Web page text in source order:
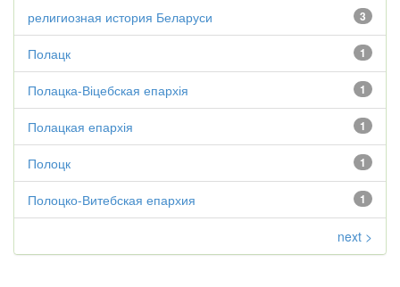
3
религиозная история Беларуси
1
Полацк
1
Полацка-Віцебская епархія
1
Полацкая епархія
1
Полоцк
1
Полоцко-Витебская епархия
next >